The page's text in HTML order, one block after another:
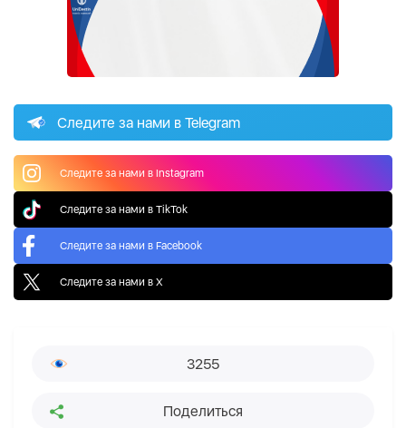
Следите за нами в Telegram
Следите за нами в Instagram
Следите за нами в TikTok
Следите за нами в Facebook
Следите за нами в X
3255
Поделиться